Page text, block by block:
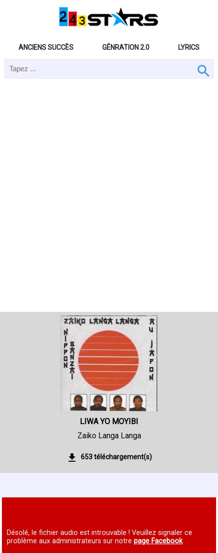
ANCIENS SUCCÈS GÉNRATION 2.0 LYRICS
LIWA YO MOYIBI
Zaiko Langa Langa
653 téléchargement(s)
Désolé, le fichier audio est introuvable ! Veuillez signaler ce
problème aux administrateurs sur notrepage Facebook